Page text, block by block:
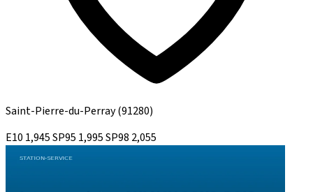
Saint-Pierre-du-Perray(91280)
E10 1,945SP95 1,995SP98 2,055